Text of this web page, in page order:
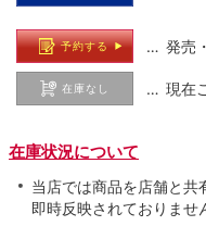
予約する … 発売
在庫なし … 現在
在庫状況について
当店では商品を店舗と共
即時反映されておりませ